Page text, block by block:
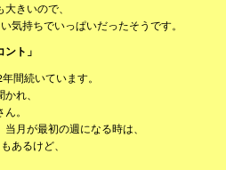
きいので、
気持ちでいっぱいだったそうです。
ト」
間続いています。
れ、
。
月が最初の週になる時は、
あるけど、